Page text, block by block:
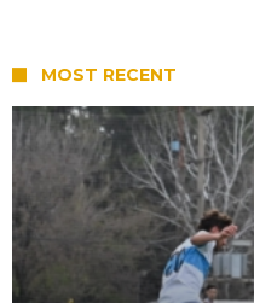
MOST RECENT